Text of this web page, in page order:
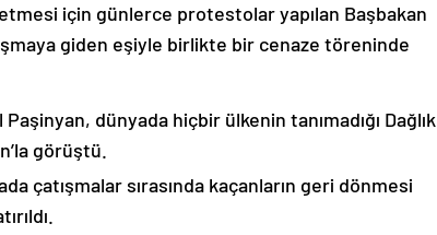
için günlerce protestolar yapılan Başbakan
giden eşiyle birlikte bir cenaze töreninde
dünyada hiçbir ülkenin tanımadığı Dağlık
görüştü.
çatışmalar sırasında kaçanların geri dönmesi